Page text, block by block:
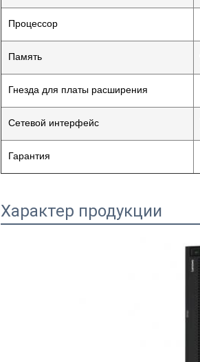
Процессор
Память
Гнезда для платы расширения
Сетевой интерфейс
Гарантия
Характер продукции